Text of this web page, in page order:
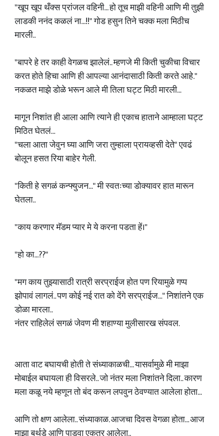
"खूप खूप थँक्स प्रांजल वहिनी... हो तूच माझी वहिनी आणि मी तुझी
लाडकी ननंद कळलं ना...!!" गोड हसुन तिने चक्क मला मिठीच
मारली..
"बापरे हे तर काही वेगळच झालेलं.. म्हणजे मी किती चुकीचा विचार
करत होते हिचा आणि ही आपल्या आनंदासाठी किती करते आहे."
नकळत माझे डोळे भरून आले मी तिला घट्ट मिठी मारली...
मागून निशांत ही आला आणि त्याने ही एकाच हाताने आम्हाला घट्ट
मिठित घेतलं...
"चला आता जेवुन घ्या आणि जरा तुम्हाला प्रायव्हसी देते" एवढं
बोलून हसत रिया बाहेर गेली.
"किती हे सगळं कन्फ्युजन..." मी स्वतःच्या डोक्यावर हात मारून
घेतला..
"काय करणार मॅडम प्यार मे ये करना पडता हें।"
"हो का...??"
"मग काय तुझ्यासाठी रात्री सरप्राईज होत पण रियामुळे गप्प
झोपावं लागलं.. पण कोई नई रात को देंगे सरप्राईज..." निशांतने एक
डोळा मारला..
नंतर राहिलेलं सगळं जेवण मी शहाण्या मुलीसारख संपवल.
आता वाट बघायची होती ते संध्याकाळची... यासर्वामुळे मी माझा
मोबाईल बघायला ही विसरले.. जो नंतर मला निशांतने दिला.. कारण
मला कळू नये म्हणून तो बंद करून लपवुन ठेवण्यात आलेला होता...
आणि तो क्षण आलेला.. संध्याकाळ. आजचा दिवस वेगळा होता... आज